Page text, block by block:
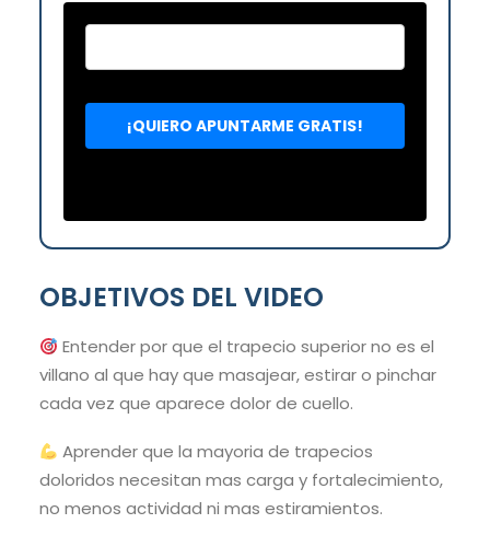
OBJETIVOS DEL VIDEO
Entender por que el trapecio superior no es el
villano al que hay que masajear, estirar o pinchar
cada vez que aparece dolor de cuello.
Aprender que la mayoria de trapecios
doloridos necesitan mas carga y fortalecimiento,
no menos actividad ni mas estiramientos.